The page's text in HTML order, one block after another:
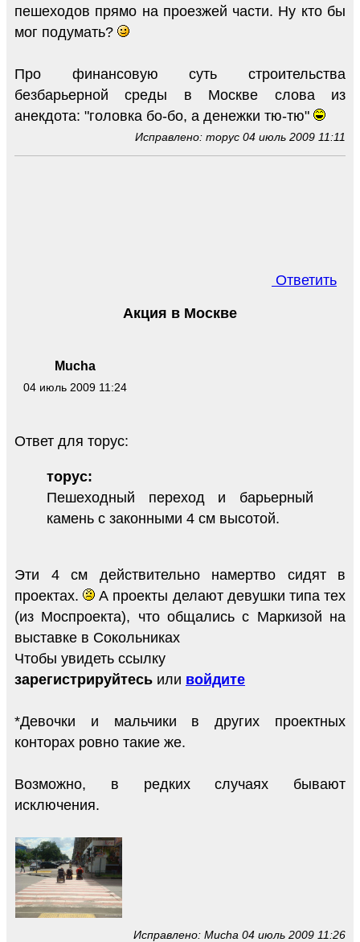
пешеходов прямо на проезжей части. Ну кто бы
мог подумать?
Про финансовую суть строительства
безбарьерной среды в Москве слова из
анекдота: "головка бо-бо, а денежки тю-тю"
Исправлено: торус 04 июль 2009 11:11
Ответить
Mucha
04 июль 2009 11:24
Акция в Москве
Ответ для торус:
торус:
Пешеходный переход и барьерный
камень с законными 4 см высотой.
Эти 4 см действительно намертво сидят в
проектах.
А проекты делают девушки типа тех
(из Моспроекта), что общались с Маркизой на
выставке в Сокольниках
Чтобы увидеть ссылку
зарегистрируйтесь или войдите
*Девочки и мальчики в других проектных
конторах ровно такие же.
Возможно, в редких случаях бывают
исключения.
Исправлено: Mucha 04 июль 2009 11:26